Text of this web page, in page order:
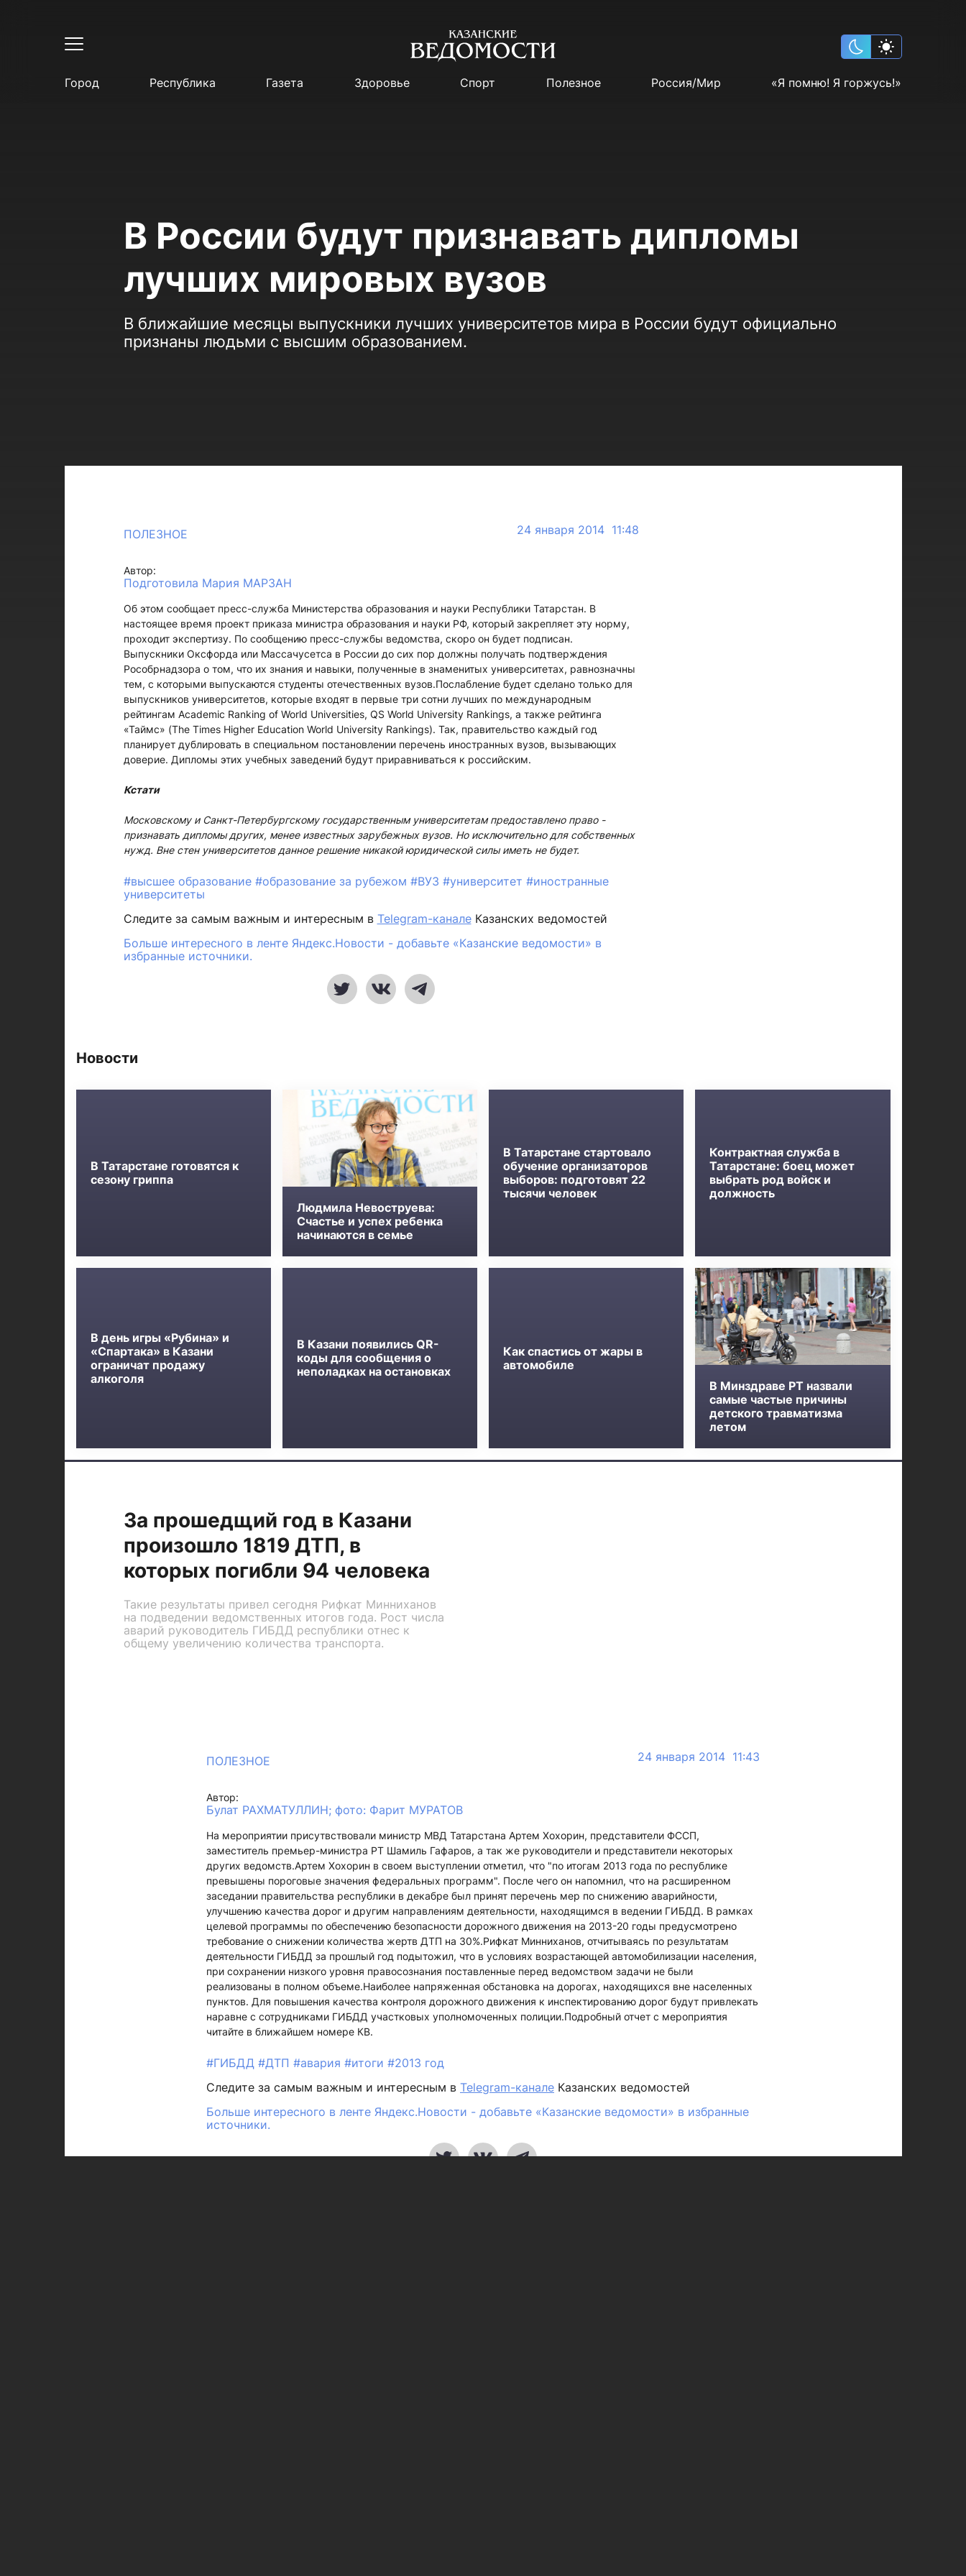
Город Республика Газета Здоровье Спорт Полезное Россия/Мир «Я помню! Я горжусь!»
В России будут признавать дипломы
лучших мировых вузов
В ближайшие месяцы выпускники лучших университетов мира в России будут официально
признаны людьми с высшим образованием.
ПОЛЕЗНОЕ 24 января 2014 11:48
Автор:
Подготовила Мария МАРЗАН
Об этом сообщает пресс-служба Министерства образования и науки Республики Татарстан. В
настоящее время проект приказа министра образования и науки РФ, который закрепляет эту норму,
проходит экспертизу. По сообщению пресс-службы ведомства, скоро он будет подписан.
Выпускники Оксфорда или Массачусетса в России до сих пор должны получать подтверждения
Рособрнадзора о том, что их знания и навыки, полученные в знаменитых университетах, равнозначны
тем, с которыми выпускаются студенты отечественных вузов.Послабление будет сделано только для
выпускников университетов, которые входят в первые три сотни лучших по международным
рейтингам Academic Ranking of World Universities, QS World University Rankings, а также рейтинга
«Таймс» (The Times Higher Education World University Rankings). Так, правительство каждый год
планирует дублировать в специальном постановлении перечень иностранных вузов, вызывающих
доверие. Дипломы этих учебных заведений будут приравниваться к российским.
Кстати
Московскому и Санкт-Петербургскому государственным университетам предоставлено право -
признавать дипломы других, менее известных зарубежных вузов. Но исключительно для собственных
нужд. Вне стен университетов данное решение никакой юридической силы иметь не будет.
#высшее образование #образование за рубежом #ВУЗ #университет #иностранные
университеты
Следите за самым важным и интересным в Telegram-каналеКазанских ведомостей
Больше интересного в ленте Яндекс.Новости - добавьте «Казанские ведомости» в
избранные источники.
Новости
В Татарстане готовятся к
сезону гриппа
Людмила Невоструева:
Счастье и успех ребенка
начинаются в семье
В Татарстане стартовало
обучение организаторов
выборов: подготовят 22
тысячи человек
Контрактная служба в
Татарстане: боец может
выбрать род войск и
должность
В день игры «Рубина» и
«Спартака» в Казани
ограничат продажу
алкоголя
В Казани появились QR-
коды для сообщения о
неполадках на остановках
Как спастись от жары в
автомобиле
В Минздраве РТ назвали
самые частые причины
детского травматизма
летом
За прошедщий год в Казани
произошло 1819 ДТП, в
которых погибли 94 человека
Такие результаты привел сегодня Рифкат Минниханов
на подведении ведомственных итогов года. Рост числа
аварий руководитель ГИБДД республики отнес к
общему увеличению количества транспорта.
ПОЛЕЗНОЕ 24 января 2014 11:43
Автор:
Булат РАХМАТУЛЛИН; фото: Фарит МУРАТОВ
На мероприятии присутвствовали министр МВД Татарстана Артем Хохорин, представители ФССП,
заместитель премьер-министра РТ Шамиль Гафаров, а так же руководители и представители некоторых
других ведомств.Артем Хохорин в своем выступлении отметил, что "по итогам 2013 года по республике
превышены пороговые значения федеральных программ". После чего он напомнил, что на расширенном
заседании правительства республики в декабре был принят перечень мер по снижению аварийности,
улучшению качества дорог и другим направлениям деятельности, находящимся в ведении ГИБДД. В рамках
целевой программы по обеспечению безопасности дорожного движения на 2013-20 годы предусмотрено
требование о снижении количества жертв ДТП на 30%.Рифкат Минниханов, отчитываясь по результатам
деятельности ГИБДД за прошлый год подытожил, что в условиях возрастающей автомобилизации населения,
при сохранении низкого уровня правосознания поставленные перед ведомством задачи не были
реализованы в полном объеме.Наиболее напряженная обстановка на дорогах, находящихся вне населенных
пунктов. Для повышения качества контроля дорожного движения к инспектированию дорог будут привлекать
наравне с сотрудниками ГИБДД участковых уполномоченных полиции.Подробный отчет с мероприятия
читайте в ближайшем номере КВ.
#ГИБДД #ДТП #авария #итоги #2013 год
Следите за самым важным и интересным в Telegram-канале Казанских ведомостей
Больше интересного в ленте Яндекс.Новости - добавьте «Казанские ведомости» в избранные
источники.